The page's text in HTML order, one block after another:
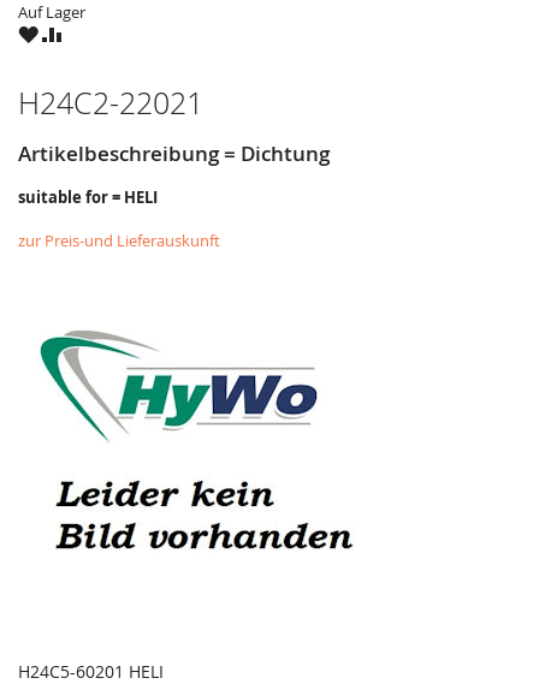
Auf Lager
ZUZU
H24C2-22021
Artikelbeschreibung = Dichtung
suitable for = HELI
zur Preis-und Lieferauskunft
H24C5-60201 HELI